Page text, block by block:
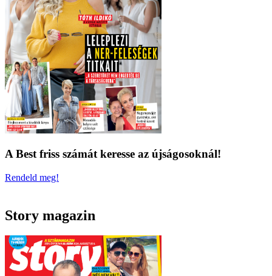
A Best friss számát keresse az újságosoknál!
Rendeld meg!
Story magazin